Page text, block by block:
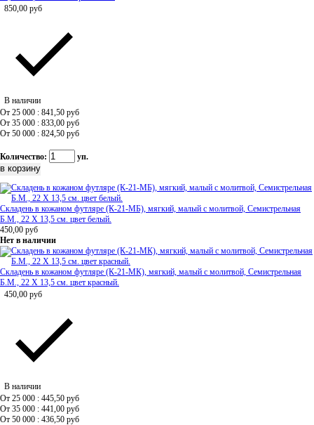
850,00 руб
В наличии
От 25 000 : 841,50 руб
От 35 000 : 833,00 руб
От 50 000 : 824,50 руб
Количество: уп.
Складень в кожаном футляре (К-21-МБ), мягкий, малый с молитвой, Семистрельная
Б.М., 22 Х 13,5 см. цвет белый.
450,00 руб
Нет в наличии
Складень в кожаном футляре (К-21-МК), мягкий, малый с молитвой, Семистрельная
Б.М., 22 Х 13,5 см. цвет красный.
450,00 руб
В наличии
От 25 000 : 445,50 руб
От 35 000 : 441,00 руб
От 50 000 : 436,50 руб